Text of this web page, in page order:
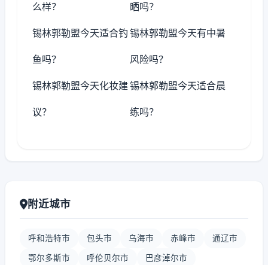
么样？ 晒吗？
锡林郭勒盟今天适合钓
鱼吗？
锡林郭勒盟今天有中暑
风险吗？
锡林郭勒盟今天化妆建
议？
锡林郭勒盟今天适合晨
练吗？
附近城市
呼和浩特市 包头市 乌海市 赤峰市 通辽市
鄂尔多斯市 呼伦贝尔市 巴彦淖尔市